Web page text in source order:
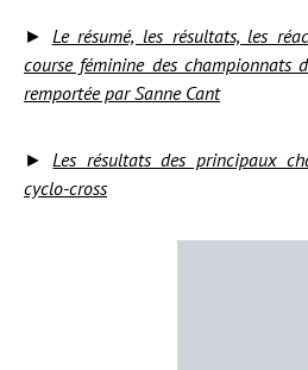
► Le résumé, les résultats, les
course féminine des championnats
remportée par Sanne Cant
►Les résultats des principaux
cyclo-cross